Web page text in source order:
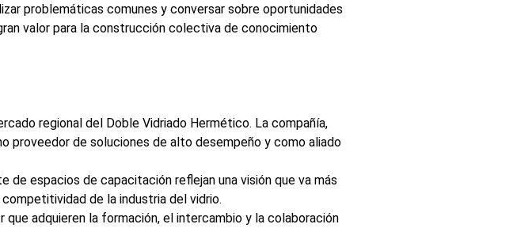
problemáticas comunes y conversar sobre oportunidades
valor para la construcción colectiva de conocimiento
regional del Doble Vidriado Hermético. La compañía,
proveedor de soluciones de alto desempeño y como aliado
espacios de capacitación reflejan una visión que va más
de la industria del vidrio.
adquieren la formación, el intercambio y la colaboración